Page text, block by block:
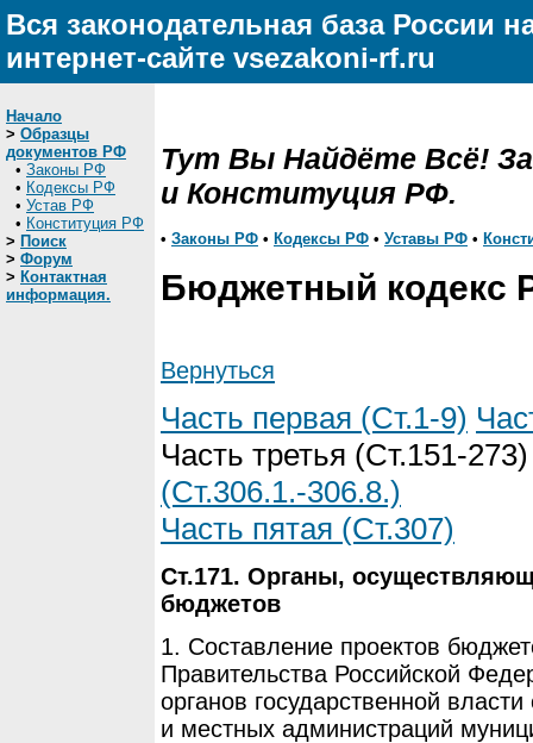
Вся законодательная база России
интернет-сайте vsezakoni-rf.ru
Начало
> Образцы
документов РФ
• Законы РФ
• Кодексы РФ
• Устав РФ
• Конституция РФ
> Поиск
> Форум
> Контактная
информация.
Тут Вы Найдёте Всё!
и Конституция РФ.
• Законы РФ • Кодексы РФ • Уставы РФ •
Бюджетный кодекс
Вернуться
Часть первая (Ст.1-9)
Часть третья (Ст.151-
(Ст.306.1.-306.8.)
Часть пятая (Ст.307)
Ст.171. Органы,
бюджетов
1. Составление проектов
Правительства Российской
органов государственной
и местных администраций